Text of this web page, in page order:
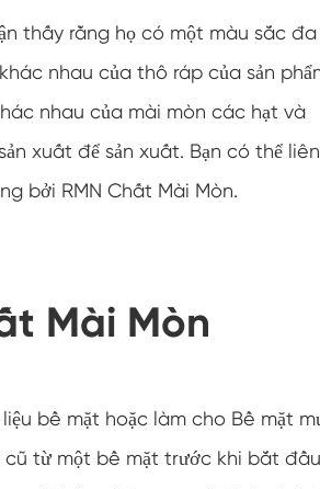
thấy rằng họ có một màu sắc đa
nhau của thô ráp của sản
nhau của mài mòn các hạt và
xuất để sản xuất. Bạn có thể
bởi RMN Chất Mài Mòn.
Mài Mòn
bề mặt hoặc làm cho Bề mặt
cũ từ một bề mặt trước khi bắt đầu